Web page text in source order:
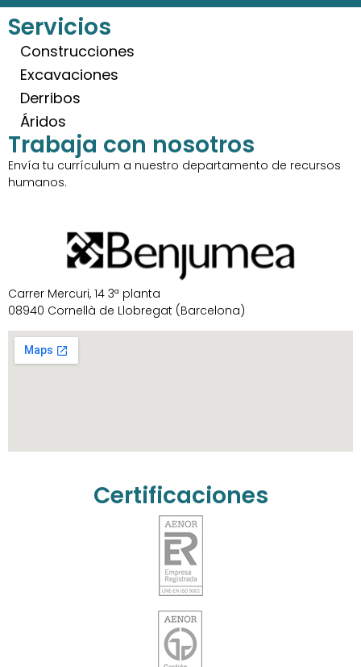
Servicios
Construcciones
Excavaciones
Derribos
Áridos
Trabaja con nosotros
Envía tu currículum a nuestro departamento de recursos
humanos.
Carrer Mercuri, 14 3ª planta
08940 Cornellà de Llobregat (Barcelona)
Certificaciones